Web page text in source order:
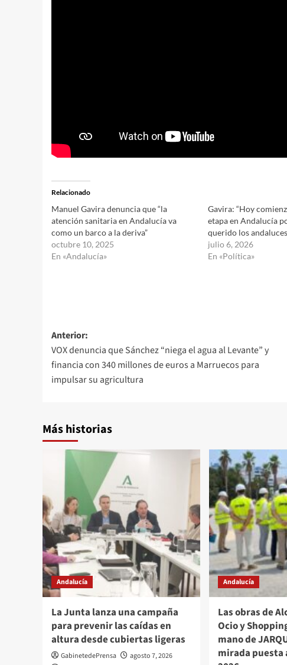
Relacionado
Manuel Gavira denuncia que “la
atención sanitaria en Andalucía va
como un barco a la deriva”
octubre 10, 2025
En «Andalucía»
Gavira: “Hoy
etapa en Andalucía
querido los
julio 6, 2026
En «Política»
Navegación
de
entradas
Anterior:
VOX denuncia que Sánchez “niega el agua al Levante” y
financia con 340 millones de euros a Marruecos para
impulsar su agricultura
Más historias
Andalucía
La Junta lanza una campaña
para prevenir las caídas en
altura desde cubiertas ligeras
GabinetedePrensa
agosto 7, 2026
Andalucía
Las obras de
Ocio y
mano de
mirada puesta